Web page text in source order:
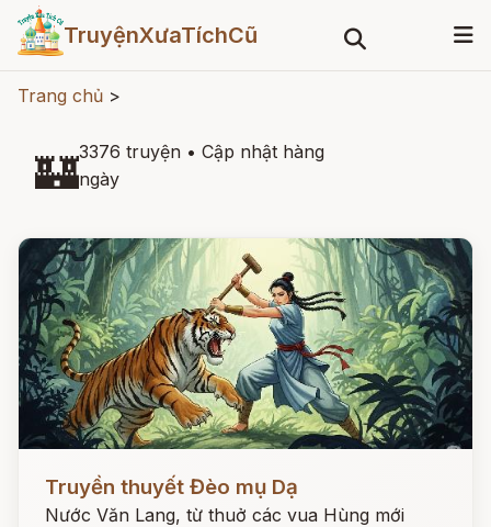
TruyệnXưaTíchCũ
Trang chủ >
🏰3376 truyện • Cập nhật hàng
ngày
Đọc ngay
Truyền thuyết Đèo mụ Dạ
Nước Văn Lang, từ thuở các vua Hùng mới